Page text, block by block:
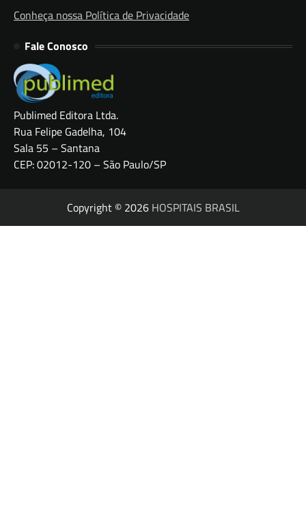
Conheça nossa Política de Privacidade
Fale Conosco
Publimed Editora Ltda.
Rua Felipe Gadelha, 104
Sala 55 – Santana
CEP: 02012-120 – São Paulo/SP
Copyright © 2026 HOSPITAIS BRASIL